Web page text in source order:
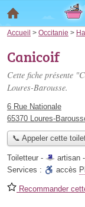
Accueil > Occitanie >
Canicoif
Cette fiche présente
Loures-Barousse.
6 Rue Nationale
65370 Loures-
📞 Appeler cette
Toiletteur - artisan -
Services :
accès
Recommander